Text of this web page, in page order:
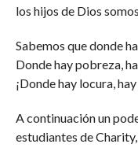
los hijos de Dios
Sabemos que donde
Donde hay pobreza,
¡Donde hay locura,
A continuación un
estudiantes de Charity,